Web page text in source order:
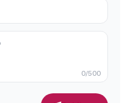
0/500